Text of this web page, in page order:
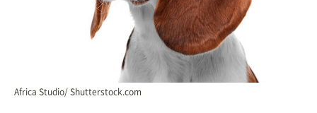
Africa Studio/ Shutterstock.com